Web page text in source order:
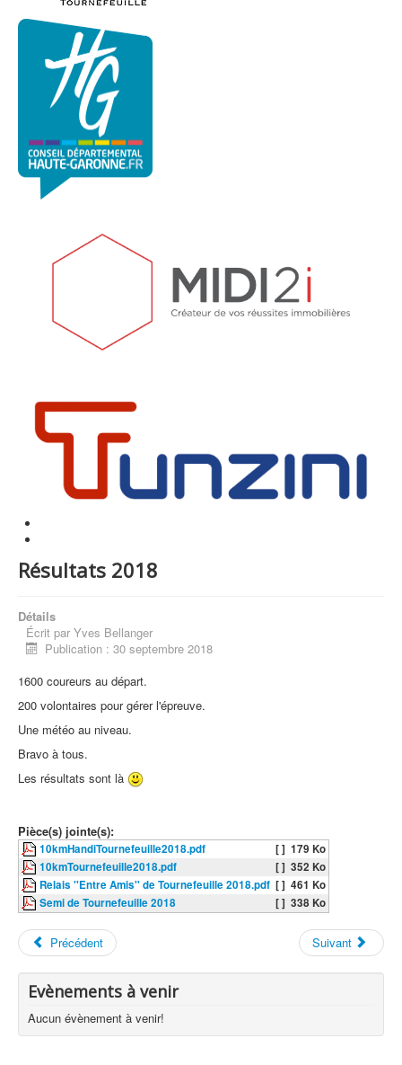
Résultats 2018
Détails
Écrit par Yves Bellanger
Publication : 30 septembre 2018
1600 coureurs au départ.
200 volontaires pour gérer l'épreuve.
Une météo au niveau.
Bravo à tous.
Les résultats sont là
Pièce(s) jointe(s):
10kmHandiTournefeuille2018.pdf [ ] 179 Ko
10kmTournefeuille2018.pdf
[ ] 352 Ko
Relais ''Entre Amis'' de Tournefeuille 2018.pdf [ ] 461 Ko
Semi de Tournefeuille 2018
[ ] 338 Ko
Précédent Suivant
Evènements à venir
Aucun évènement à venir!